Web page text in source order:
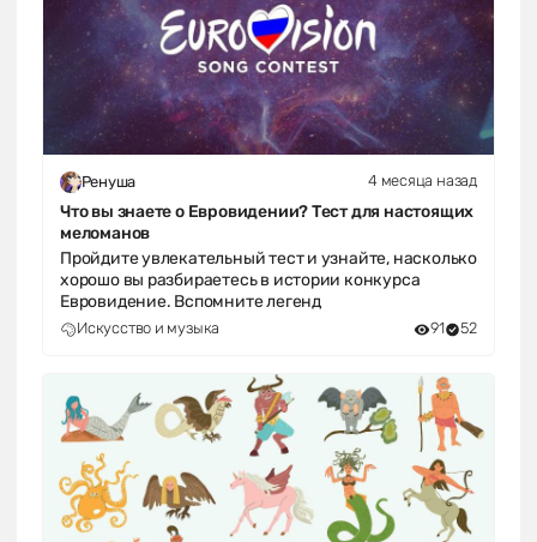
Ренуша 4 месяца назад
Что вы знаете о Евровидении? Тест для настоящих
меломанов
Пройдите увлекательный тест и узнайте, насколько
хорошо вы разбираетесь в истории конкурса
Евровидение. Вспомните легенд
Искусство и музыка 91 52